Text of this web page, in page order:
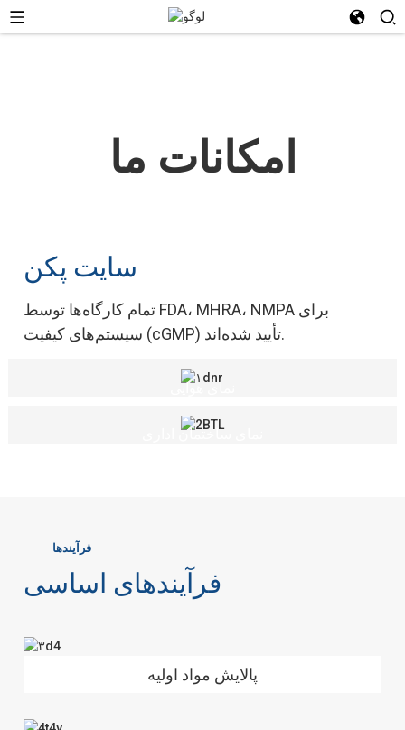
امکانات ما
سایت پکن
تمام کارگاه‌ها توسط FDA، MHRA، NMPA برای
سیستم‌های کیفیت (cGMP) تأیید شده‌اند.
نمای هوایی
نمای ساختمان اداری
فرآیندها
فرآیندهای اساسی
پالایش مواد اولیه